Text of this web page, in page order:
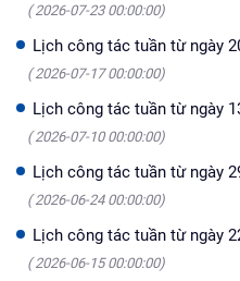
( 2026-07-23 00:00:00)
Lịch công tác tuần từ ngày
( 2026-07-17 00:00:00)
Lịch công tác tuần từ ngày
( 2026-07-10 00:00:00)
Lịch công tác tuần từ ngày
( 2026-06-24 00:00:00)
Lịch công tác tuần từ ngày
( 2026-06-15 00:00:00)